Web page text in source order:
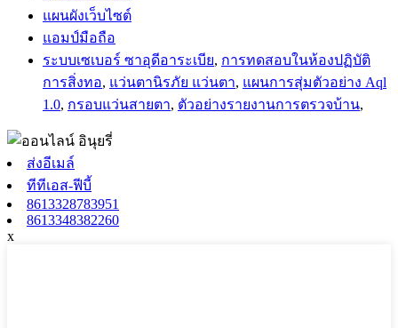
แผนผังเว็บไซต์
แอมป์มือถือ
ระบบเซเบอร์ ซาอุดีอาระเบีย, การทดสอบในห้องปฏิบัติ
การสิ่งทอ, แว่นตานิรภัย แว่นตา, แผนการสุ่มตัวอย่าง Aql
1.0, กรอบแว่นสายตา, ตัวอย่างรายงานการตรวจบ้าน,
ส่งอีเมล์
ทีทีเอส-ฟีบี้
8613328783951
8613348382260
x